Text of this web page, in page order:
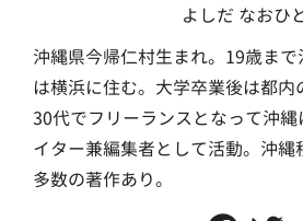
よしだ なおひ
沖縄県今帰仁村生まれ。19歳ま
は横浜に住む。大学卒業後は都内
30代でフリーランスとなって沖
イター兼編集者として活動。沖縄
多数の著作あり。